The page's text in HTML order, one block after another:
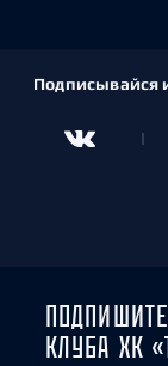
Подписывайся
КЛУБА ХК